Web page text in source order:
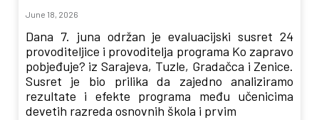
June 18, 2026
Dana 7. juna održan je evaluacijski susret 24
provoditeljice i provoditelja programa Ko zapravo
pobjeđuje? iz Sarajeva, Tuzle, Gradačca i Zenice.
Susret je bio prilika da zajedno analiziramo
rezultate i efekte programa među učenicima
devetih razreda osnovnih škola i prvim